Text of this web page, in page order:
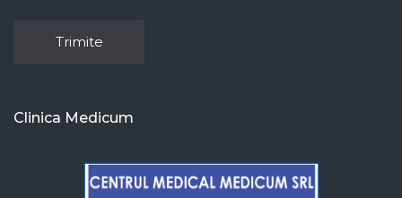
Clinica Medicum